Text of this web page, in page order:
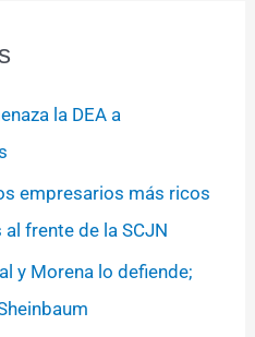
la DEA a
empresarios más ricos
frente de la SCJN
y Morena lo defiende;